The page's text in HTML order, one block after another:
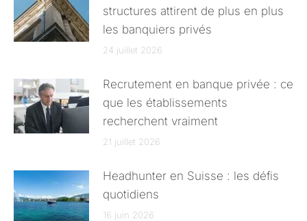
structures attirent de plus en plus
les banquiers privés
24 juillet 2026
Recrutement en banque privée : ce
que les établissements
recherchent vraiment
21 juillet 2026
Headhunter en Suisse : les défis
quotidiens
16 juin 2026